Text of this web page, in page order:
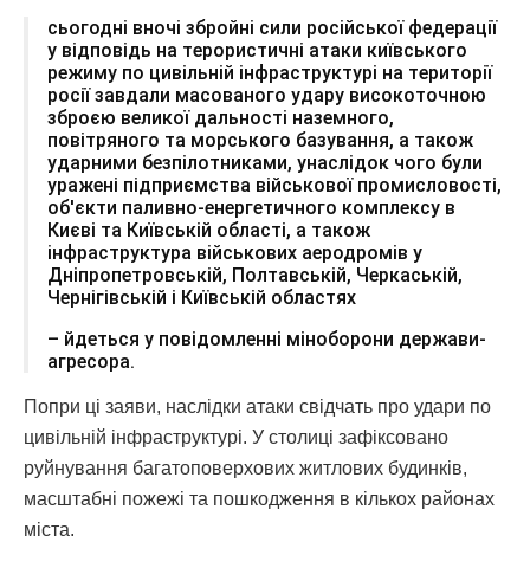
сьогодні вночі збройні сили російської федерації
у відповідь на терористичні атаки київського
режиму по цивільній інфраструктурі на території
росії завдали масованого удару високоточною
зброєю великої дальності наземного,
повітряного та морського базування, а також
ударними безпілотниками, унаслідок чого були
уражені підприємства військової промисловості,
об'єкти паливно-енергетичного комплексу в
Києві та Київській області, а також
інфраструктура військових аеродромів у
Дніпропетровській, Полтавській, Черкаській,
Чернігівській і Київській областях
– йдеться у повідомленні міноборони держави-
агресора.
Попри ці заяви, наслідки атаки свідчать про удари по
цивільній інфраструктурі. У столиці зафіксовано
руйнування багатоповерхових житлових будинків,
масштабні пожежі та пошкодження в кількох районах
міста.